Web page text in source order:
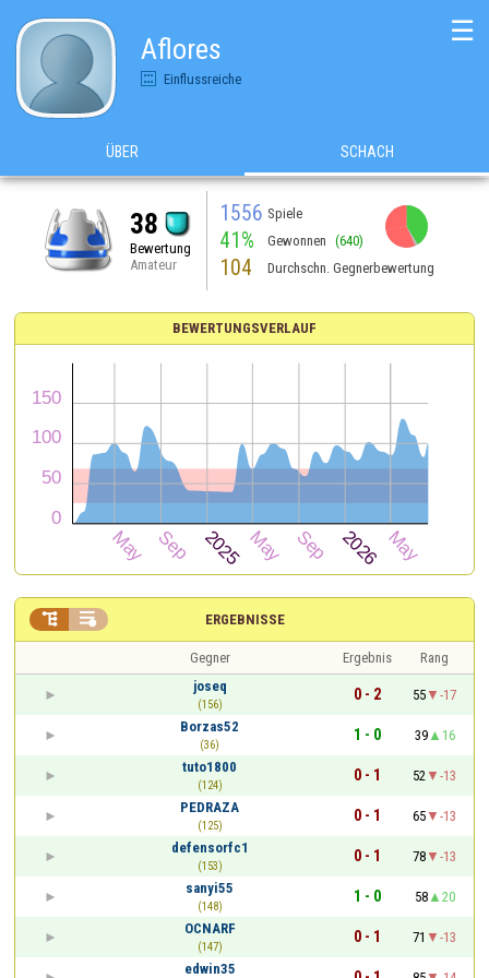
Aflores
Einflussreiche
☰
ÜBER SCHACH
38
Bewertung
Amateur
1556 Spiele
41% Gewonnen (640)
104 Durchschn. Gegnerbewertung
BEWERTUNGSVERLAUF
ERGEBNISSE
 
Gegner Ergebnis
Rang
joseq
(156)
0 - 2 55
-17
Borzas52
(36)
1 - 0 39
16
tuto1800
(124)
0 - 1 52
-13
PEDRAZA
(125)
0 - 1 65
-13
defensorfc1
(153)
0 - 1 78
-13
sanyi55
(148)
1 - 0 58
20
OCNARF
(147)
0 - 1 71
-13
edwin35